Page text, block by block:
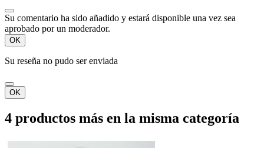
Su comentario ha sido añadido y estará disponible una vez sea
aprobado por un moderador.
OK
Su reseña no pudo ser enviada
OK
4 productos más en la misma categoría